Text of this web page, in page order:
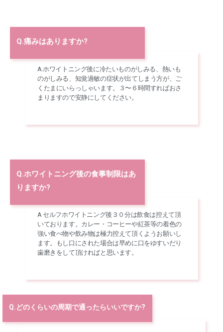
Q.痛みはありますか?
A.ホワイトニング後に冷たいものがしみる、熱いも
のがしみる、知覚過敏の症状が出てしまう方が、ご
くたまにいらっしゃいます。３〜６ 時間すればおさ
まりますので安静にしてください。
Q.ホワイトニング後の食事制限はあ
りますか?
A セルフホワイトニング後３０分は飲食は控えて頂
いております。カレー・コーヒーや紅茶等の着色の
強い食べ物や飲み物は極力控えて頂くようお願いし
ます。もし口にされた場合は早めに口をゆすいだり
歯磨きをして頂ければと思います。
Q.どのくらいの周期で通ったらいいですか?